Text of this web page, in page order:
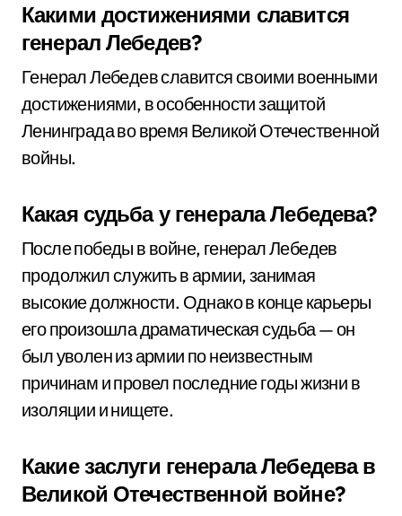
Какими достижениями славится
генерал Лебедев?
Генерал Лебедев славится своими военными
достижениями, в особенности защитой
Ленинграда во время Великой Отечественной
войны.
Какая судьба у генерала Лебедева?
После победы в войне, генерал Лебедев
продолжил служить в армии, занимая
высокие должности. Однако в конце карьеры
его произошла драматическая судьба — он
был уволен из армии по неизвестным
причинам и провел последние годы жизни в
изоляции и нищете.
Какие заслуги генерала Лебедева в
Великой Отечественной войне?